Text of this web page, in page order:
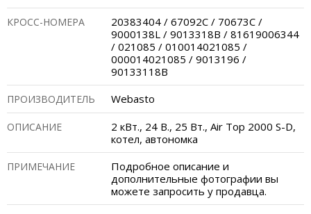
КРОСС-НОМЕРА
20383404 / 67092C / 70673C /
9000138L / 9013318B / 81619006344
/ 021085 / 010014021085 /
000014021085 / 9013196 /
90133118B
ПРОИЗВОДИТЕЛЬ Webasto
ОПИСАНИЕ
2 кВт., 24 В., 25 Вт., Air Top 2000 S-D,
котел, автономка
ПРИМЕЧАНИЕ
Подробное описание и
дополнительные фотографии вы
можете запросить у продавца.